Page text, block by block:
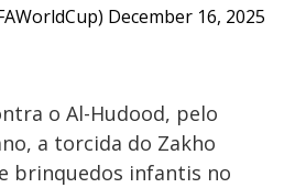
December 16, 2025
o Al-Hudood, pelo
a torcida do Zakho
brinquedos infantis no